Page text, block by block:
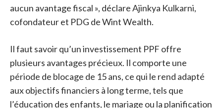
aucun avantage fiscal », déclare Ajinkya Kulkarni,
cofondateur et PDG de Wint Wealth.
Il faut savoir qu’un investissement PPF offre
plusieurs avantages précieux. Il comporte une
période de blocage de 15 ans, ce qui le rend adapté
aux objectifs financiers à long terme, tels que
l’éducation des enfants, le mariage ou la planification